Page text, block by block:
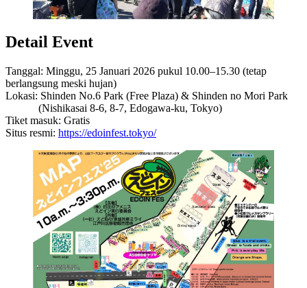
Detail Event
Tanggal: Minggu, 25 Januari 2026 pukul 10.00–15.30 (tetap
berlangsung meski hujan)
Lokasi: Shinden No.6 Park (Free Plaza) & Shinden no Mori Park
(Nishikasai 8-6, 8-7, Edogawa-ku, Tokyo)
Tiket masuk: Gratis
Situs resmi: https://edoinfest.tokyo/